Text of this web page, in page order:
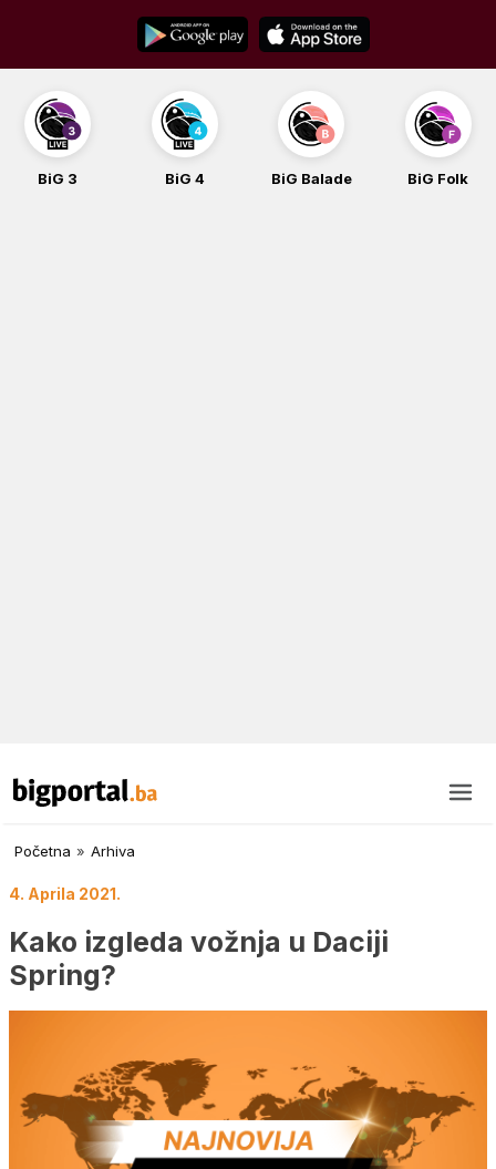
content
BiG 3 BiG 4 BiG Balade BiG Folk
Početna » Arhiva
4. Aprila 2021.
Kako izgleda vožnja u Daciji
Spring?